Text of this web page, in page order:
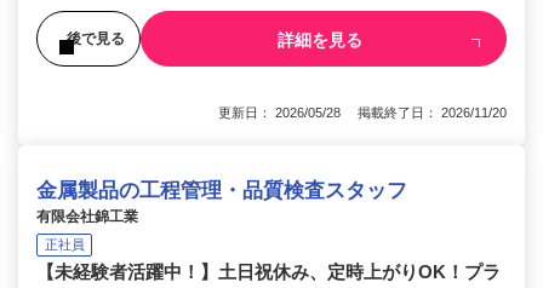
後で見る 詳細を見る
更新日： 2026/05/28 掲載終了日： 2026/11/20
金属製品の工程管理・品質検査スタッフ
有限会社錦工業
正社員
【未経験者活躍中！】土日祝休み、定時上がりOK！プラ